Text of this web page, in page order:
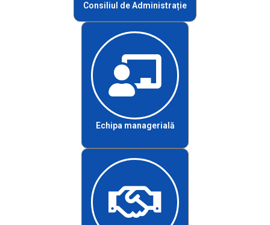
Consiliul de Administrație
Echipa managerială